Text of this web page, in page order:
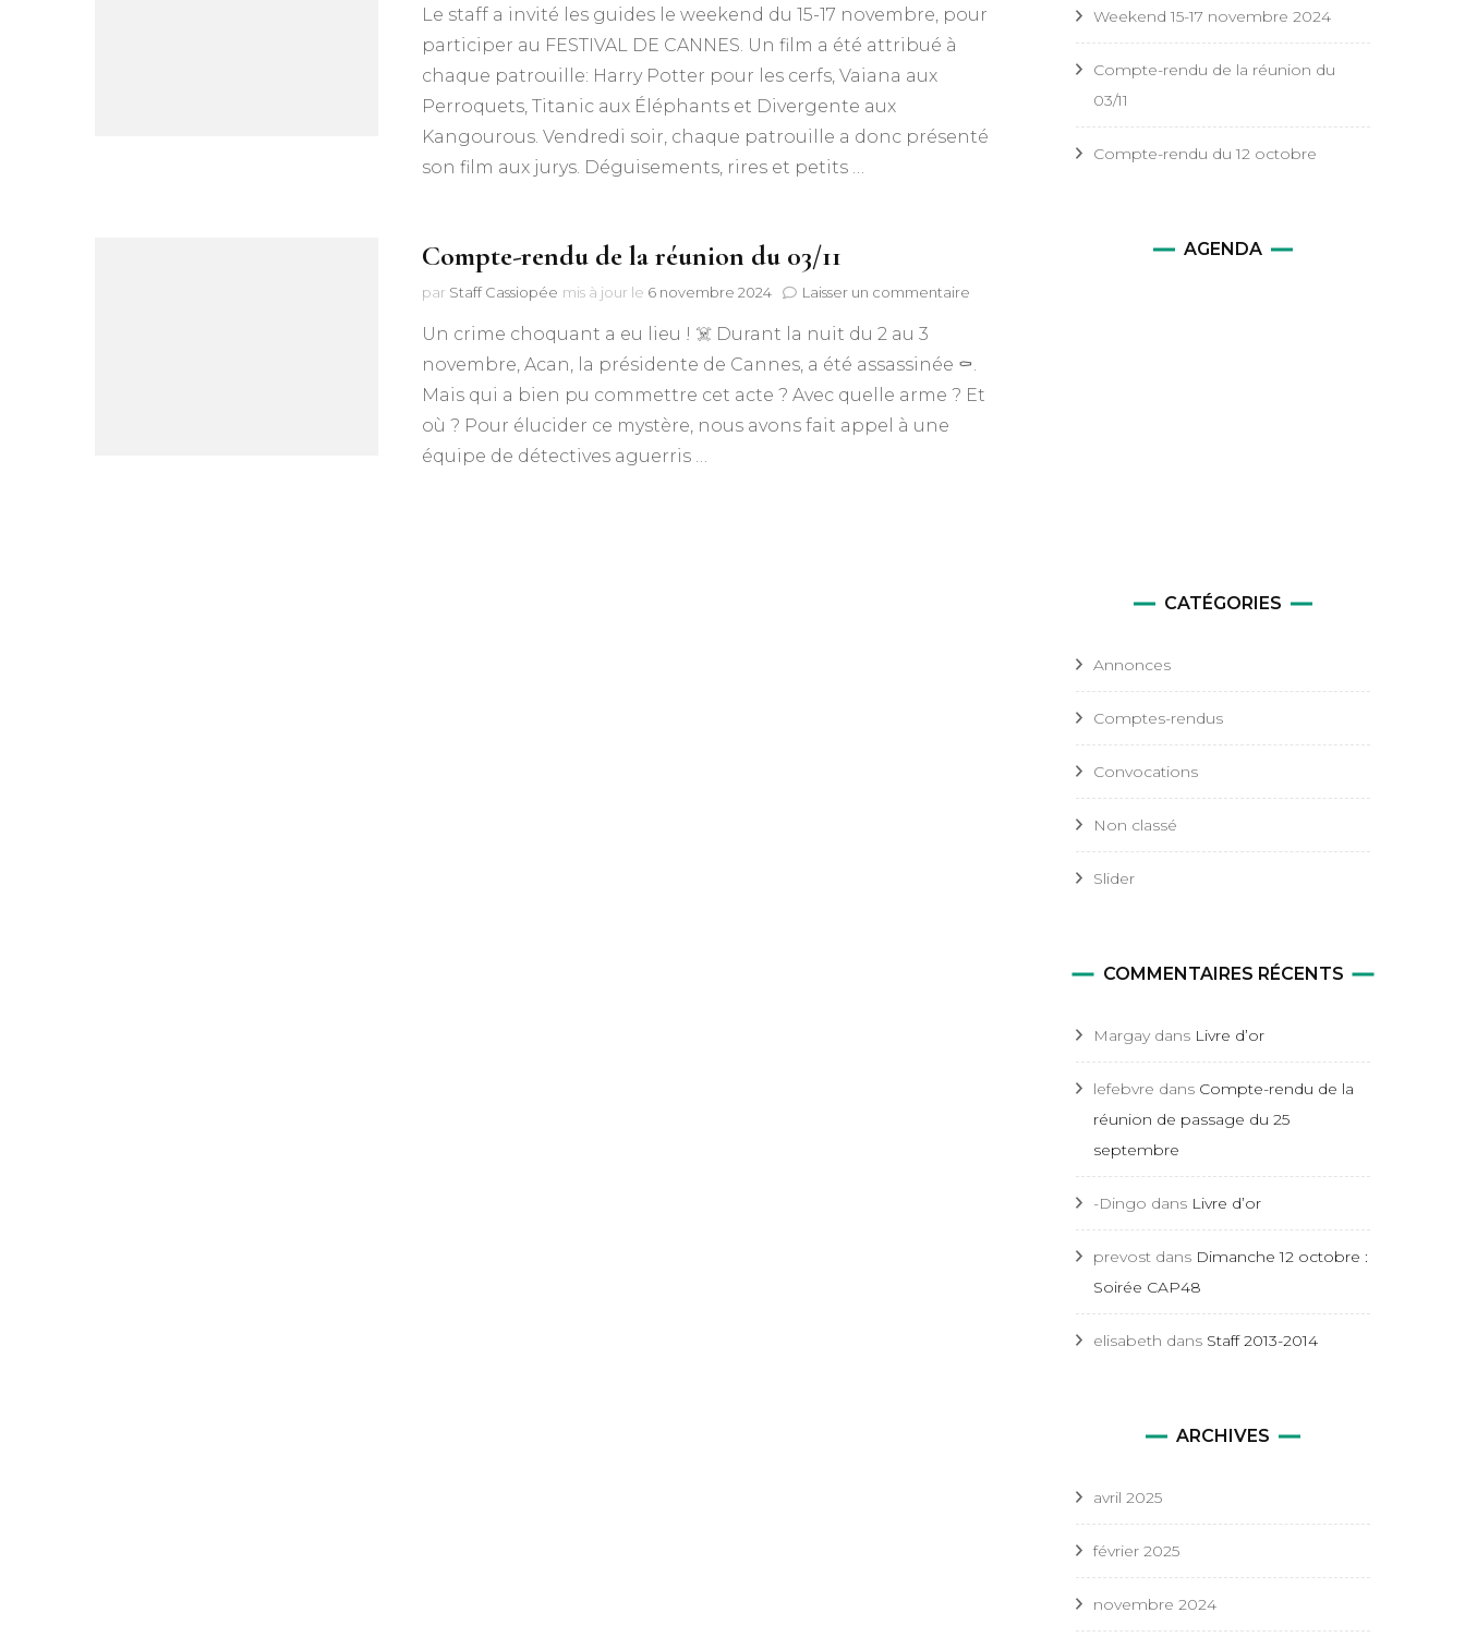
Compagnie 2013-2014 Staff 2016-2017
Staff 2015-2016
Staff 2014-2015
Staffs depuis 2009
15-
17
2024
Le staff a invité les guides le weekend du 15-17 novembre, pour
participer au FESTIVAL DE CANNES. Un film a été attribué à
chaque patrouille: Harry Potter pour les cerfs, Vaiana aux
Perroquets, Titanic aux Éléphants et Divergente aux
Kangourous. Vendredi soir, chaque patrouille a donc présenté
son film aux jurys. Déguisements, rires et petits …
Compte-rendu de la réunion du 03/11
par Staff Cassiopée mis à jour le 6 novembre 2024 Laisser un commentaire
réunion
Un crime choquant a eu lieu ! ☠️ Durant la nuit du 2 au 3
novembre, Acan, la présidente de Cannes, a été assassinée ⚰️.
Mais qui a bien pu commettre cet acte ? Avec quelle arme ? Et
où ? Pour élucider ce mystère, nous avons fait appel à une
équipe de détectives aguerris …
Weekend 15-17 novembre 2024
Compte-rendu de la réunion du
03/11
Compte-rendu du 12 octobre
AGENDA
CATÉGORIES
Annonces
Comptes-rendus
Convocations
Non classé
Slider
COMMENTAIRES RÉCENTS
Margay dans Livre d’or
lefebvre dans Compte-rendu de la
réunion de passage du 25
septembre
-Dingo dans Livre d’or
prevost dans Dimanche 12 octobre :
Soirée CAP48
elisabeth dans Staff 2013-2014
ARCHIVES
avril 2025
février 2025
novembre 2024